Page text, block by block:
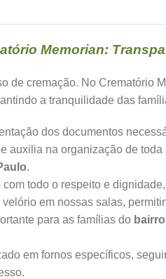
Memorian:
de cremação. No Crematório
a tranquilidade das
dos documentos
auxilia na organização de
.
todo o respeito e
em nossas salas,
para as famílias do
em fornos específicos,